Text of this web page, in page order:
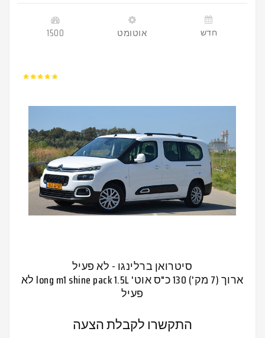
1500 אוטומט חדש
סיטרואן ברלינגו - לא פעיל
ארוך (7 מק') 130 כ"ס אוט' long m1 shine pack 1.5L לא
פעיל
התקשרו לקבלת הצעה